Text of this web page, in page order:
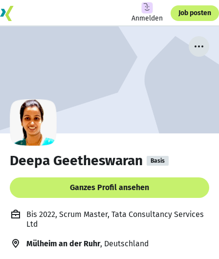
Anmelden
Job posten
Deepa Geetheswaran Basis
Ganzes Profil ansehen
Bis 2022, Scrum Master, Tata Consultancy Services
Ltd
Mülheim an der Ruhr, Deutschland